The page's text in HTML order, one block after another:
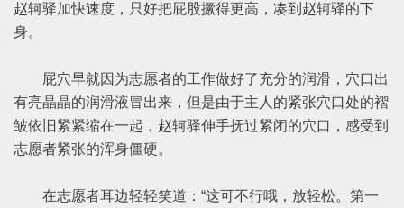
赵轲驿加快速度，只好把屁股撅得更高，凑到赵轲驿的下
身。
屁穴早就因为志愿者的工作做好了充分的润滑，穴口出
有亮晶晶的润滑液冒出来，但是由于主人的紧张穴口处的褶
皱依旧紧紧缩在一起，赵轲驿伸手抚过紧闭的穴口，感受到
志愿者紧张的浑身僵硬。
在志愿者耳边轻轻笑道：“这可不行哦，放轻松。第一